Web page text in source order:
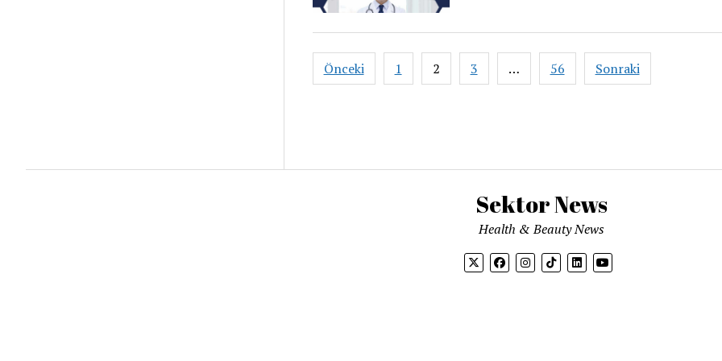
Yazı
sayfalaması
Önceki 1 2 3 … 56 Sonraki
Sektor News
Health & Beauty News